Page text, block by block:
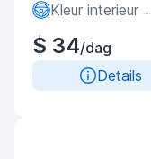
Kleur interieur
$ 34/dag
Details